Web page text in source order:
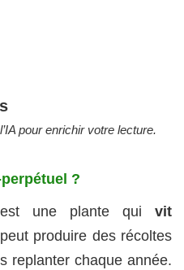
pour enrichir votre lecture.
?
une plante qui vit
produire des récoltes
replanter chaque année.